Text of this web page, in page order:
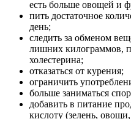
есть больше овощей и
пить достаточное
день;
следить за обменом
лишних килограммов,
холестерина;
отказаться от курения;
ограничить
больше заниматься
добавить в питание
кислоту (зелень,